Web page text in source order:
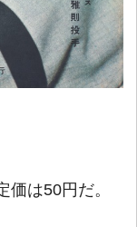
は50円だ。